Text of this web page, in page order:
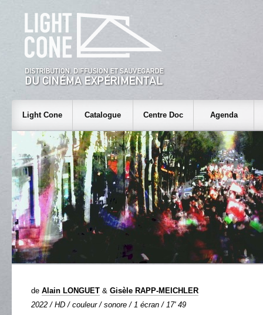
Light Cone Catalogue Centre Doc Agenda
de Alain LONGUET & Gisèle RAPP-MEICHLER
2022 / HD / couleur / sonore / 1 écran / 17' 49